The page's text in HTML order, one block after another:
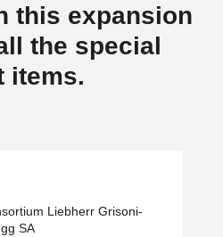
this expansion
the special
items.
Liebherr Grisoni-
SA